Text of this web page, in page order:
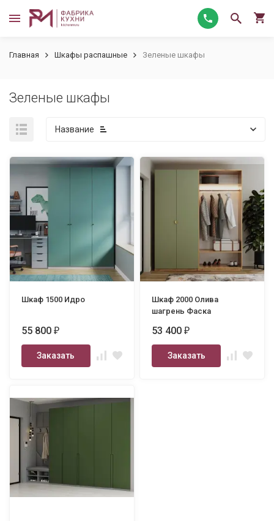
Главная Шкафы распашные Зеленые шкафы
Зеленые шкафы
Название
Шкаф 1500 Идро
55 800₽
Заказать
Шкаф 2000 Олива
шагрень Фаска
53 400₽
Заказать